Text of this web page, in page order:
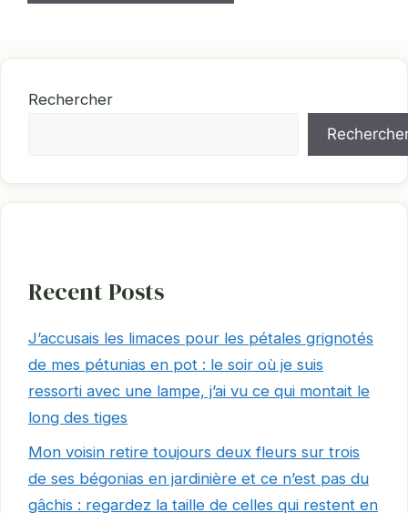
Rechercher
Recent Posts
J’accusais les limaces pour les pétales grignotés
de mes pétunias en pot : le soir où je suis
ressorti avec une lampe, j’ai vu ce qui montait le
long des tiges
Mon voisin retire toujours deux fleurs sur trois
de ses bégonias en jardinière et ce n’est pas du
gâchis : regardez la taille de celles qui restent en